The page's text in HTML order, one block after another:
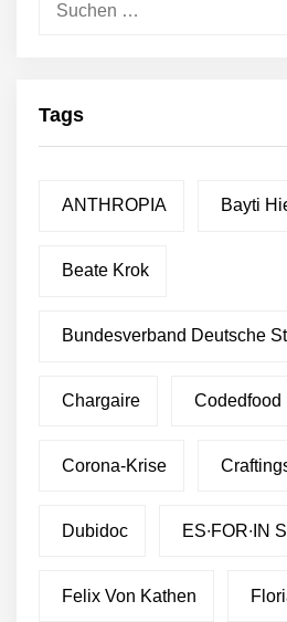
Tags
ANTHROPIA Bayti
Beate Krok
Bundesverband Deutsche
Chargaire Codedfood
Corona-Krise
Dubidoc ES∙FOR∙IN
Felix Von Kathen